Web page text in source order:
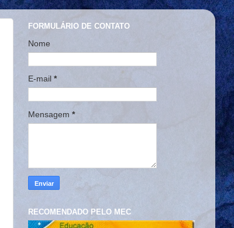
FORMULÁRIO DE CONTATO
Nome
E-mail *
Mensagem *
RECOMENDADO PELO MEC